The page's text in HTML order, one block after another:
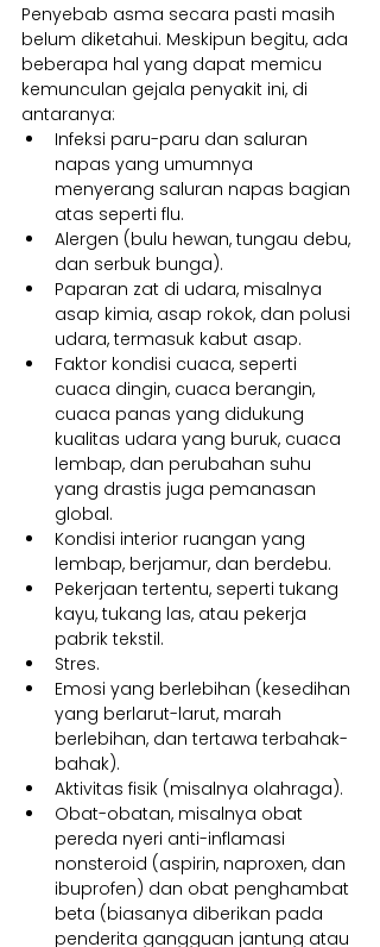
Penyebab asma secara pasti masih
belum diketahui. Meskipun begitu, ada
beberapa hal yang dapat memicu
kemunculan gejala penyakit ini, di
antaranya:
Infeksi paru-paru dan saluran
napas yang umumnya
menyerang saluran napas bagian
atas seperti flu.
Alergen (bulu hewan, tungau debu,
dan serbuk bunga).
Paparan zat di udara, misalnya
asap kimia, asap rokok, dan polusi
udara, termasuk kabut asap.
Faktor kondisi cuaca, seperti
cuaca dingin, cuaca berangin,
cuaca panas yang didukung
kualitas udara yang buruk, cuaca
lembap, dan perubahan suhu
yang drastis juga pemanasan
global.
Kondisi interior ruangan yang
lembap, berjamur, dan berdebu.
Pekerjaan tertentu, seperti tukang
kayu, tukang las, atau pekerja
pabrik tekstil.
Stres.
Emosi yang berlebihan (kesedihan
yang berlarut-larut, marah
berlebihan, dan tertawa terbahak-
bahak).
Aktivitas fisik (misalnya olahraga).
Obat-obatan, misalnya obat
pereda nyeri anti-inflamasi
nonsteroid (aspirin, naproxen, dan
ibuprofen) dan obat penghambat
beta (biasanya diberikan pada
penderita gangguan jantung atau